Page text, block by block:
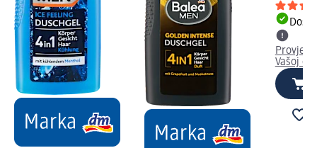
Vašoj